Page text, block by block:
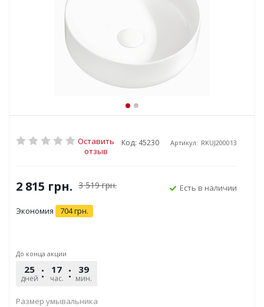
Оставить
отзыв
Код: 45230 Артикул: RKUJ200013
2 815 грн. 3 519грн.
Экономия 704грн.
Есть в наличии
До конца акции
25
дней
17
час.
39
мин.
Размер умывальника